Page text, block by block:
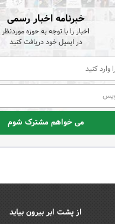
خبرنامه اخبار رسمی
اخبار را با توجه به حوزه موردنظر
در ایمیل خود دریافت کنید
می خواهم مشترک شوم
از پشت ابر بیرون بیاید